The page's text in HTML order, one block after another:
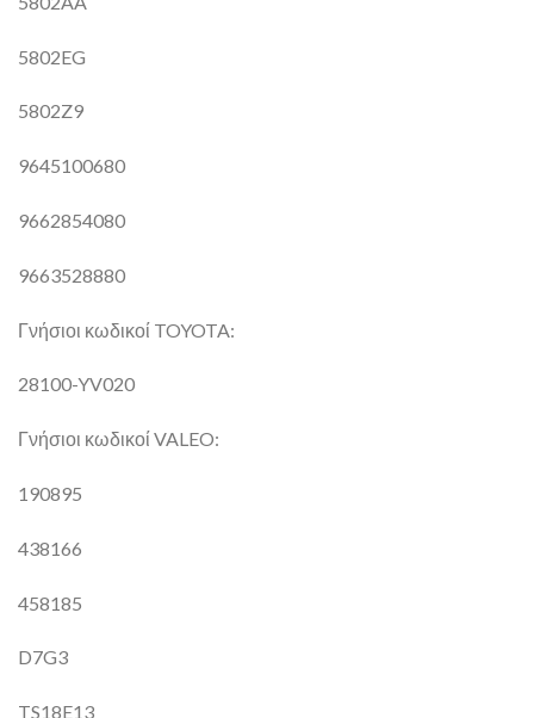
5802EG
5802Z9
9645100680
9662854080
9663528880
Γνήσιοι κωδικοί TOYOTA:
28100-YV020
Γνήσιοι κωδικοί VALEO:
190895
438166
458185
D7G3
TS18E13